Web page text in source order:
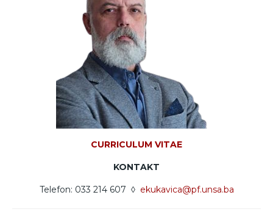
CURRICULUM VITAE
KONTAKT
Telefon: 033 214 607 ◊ ekukavica@pf.unsa.ba